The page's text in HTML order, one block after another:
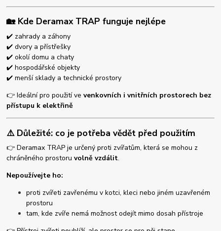
🏡 Kde Deramax TRAP funguje nejlépe
✔️ zahrady a záhony
✔️ dvory a přístřešky
✔️ okolí domu a chaty
✔️ hospodářské objekty
✔️ menší sklady a technické prostory
👉 Ideální pro použití vevenkovních i vnitřních prostorech bez
přístupu k elektřině
⚠️ Důležité: co je potřeba vědět před použitím
👉 Deramax TRAP je určený proti zvířatům, která se mohou z
chráněného prostoruvolně vzdálit.
Nepoužívejte ho:
proti zvířeti zavřenému v kotci, kleci nebo jiném uzavřeném
prostoru
tam, kde zvíře nemá možnost odejít mimo dosah přístroje